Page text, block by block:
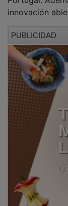
Actualmente,
y Girona y
Castilla y León,
Actualmente,
especializados
centros
encuentro del
función es
fundadores de
les ayuden a
interesados
de crecimiento.
Sobre Enisa
Empresa